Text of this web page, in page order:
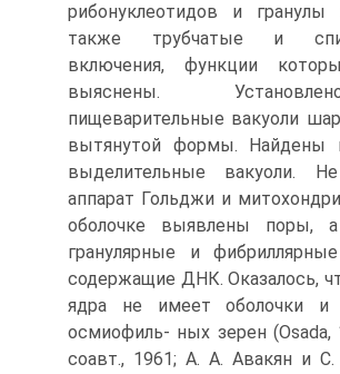
рибонуклеотидов и гранулы
также трубчатые и
включения, функции
выяснены.
пищеварительные вакуоли
вытянутой формы. Найдены
выделительные вакуоли.
аппарат Гольджи и
оболочке выявлены
гранулярные и
содержащие ДНК. Оказалось,
ядра не имеет оболочки и
осмиофиль- ных зерен (Osada,
соавт., 1961; А. А. Авакян и С.